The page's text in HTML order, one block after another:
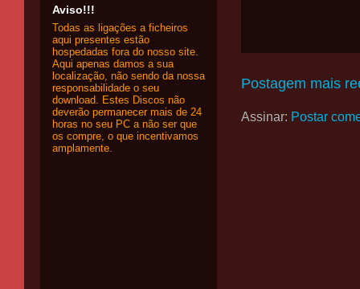
Postagem mais
Assinar: Postar
Aviso!!!
Todas as ligações a ficheiros
aqui presentes estão
hospedadas fora do nosso site.
Aqui apenas damos a sua
localização, não sendo da nossa
responsabilidade o seu
download. Estes Discos não
deverão permanecer mais de 24
horas no seu PC a não ser que
os compre, o que incentivamos
amplamente.